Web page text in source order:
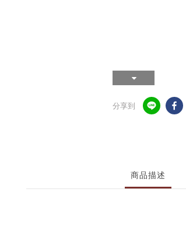
分享到
商品描述